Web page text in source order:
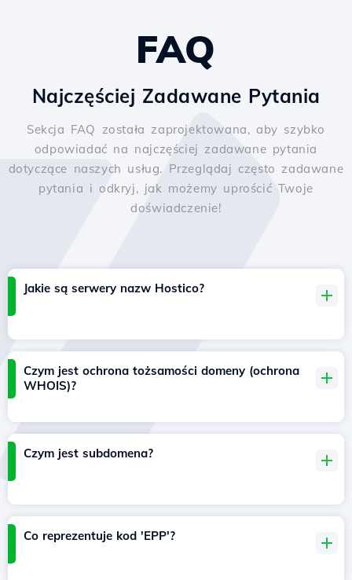
FAQ
Najczęściej Zadawane Pytania
Sekcja FAQ została zaprojektowana, aby szybko
odpowiadać na najczęściej zadawane pytania
dotyczące naszych usług. Przeglądaj często zadawane
pytania i odkryj, jak możemy uprościć Twoje
doświadczenie!
Jakie są serwery nazw Hostico?
Czym jest ochrona tożsamości domeny (ochrona
WHOIS)?
Czym jest subdomena?
Co reprezentuje kod 'EPP'?